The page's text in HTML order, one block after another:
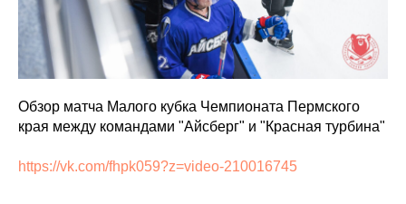
Обзор матча Малого кубка Чемпионата Пермского
края между командами "Айсберг" и "Красная турбина"
https://vk.com/fhpk059?z=video-210016745